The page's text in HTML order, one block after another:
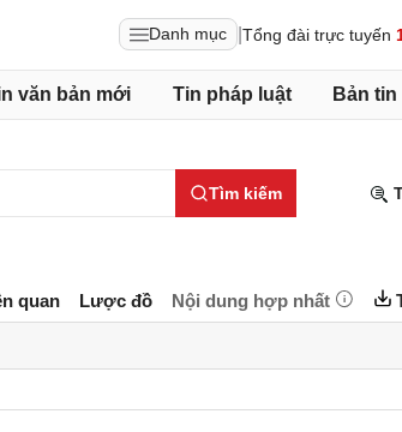
Danh mục Tổng đài trực tuyến
văn bản mới Tin pháp luật Bản tin
Tìm kiếm
quan Lược đồ Nội dung hợp nhất